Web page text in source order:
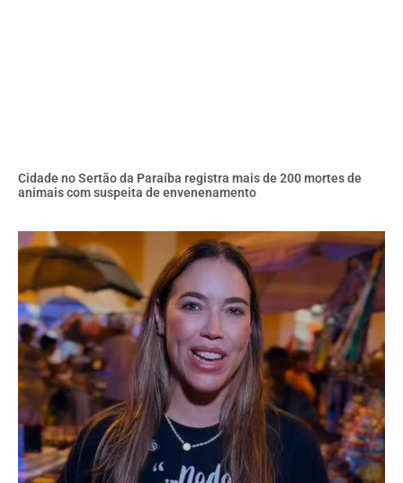
Cidade no Sertão da Paraíba registra mais de 200 mortes de
animais com suspeita de envenenamento